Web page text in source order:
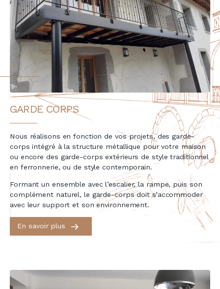
GARDE CORPS
Nous réalisons en fonction de vos projets, des garde-
corps intégré à la structure métallique pour votre maison
ou encore des garde-corps extérieurs de style traditionnel
en ferronnerie, ou de style contemporain.
Formant un ensemble avec l’escalier, la rampe, puis son
complément naturel, le garde-corps doit s’accommoder
avec leur support et son environnement.
En savoir plus